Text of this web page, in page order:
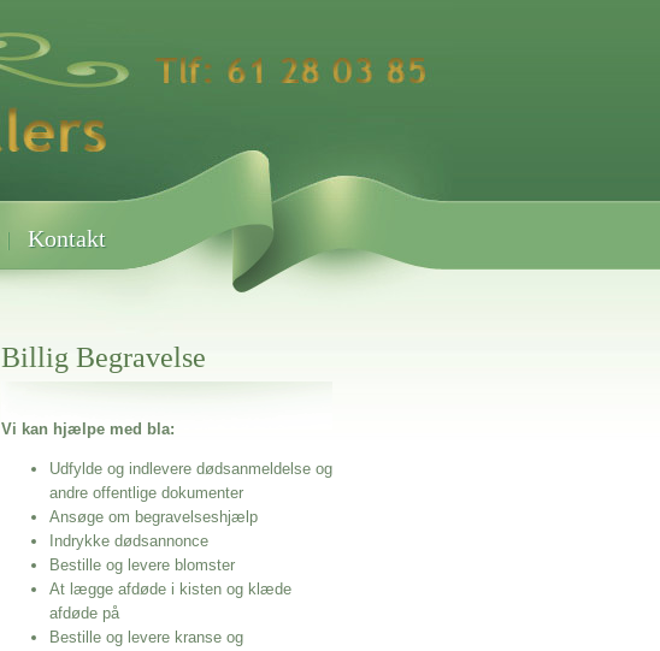
Kontakt
Billig Begravelse
Vi kan hjælpe med bla:
Udfylde og indlevere dødsanmeldelse og
andre offentlige dokumenter
Ansøge om begravelseshjælp
Indrykke dødsannonce
Bestille og levere blomster
At lægge afdøde i kisten og klæde
afdøde på
Bestille og levere kranse og